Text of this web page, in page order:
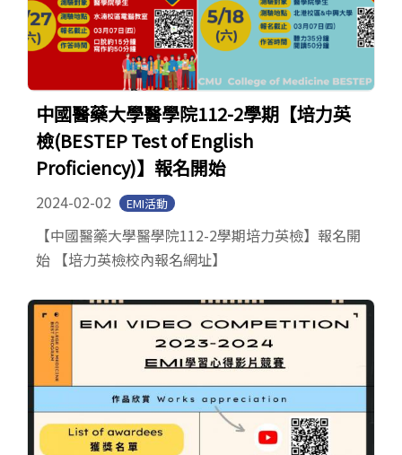
中國醫藥大學醫學院112-2學期【培力英
檢(BESTEP Test of English
Proficiency)】報名開始
2024-02-02 EMI活動
【中國醫藥大學醫學院112-2學期培力英檢】報名開
始 【培力英檢校內報名網址】